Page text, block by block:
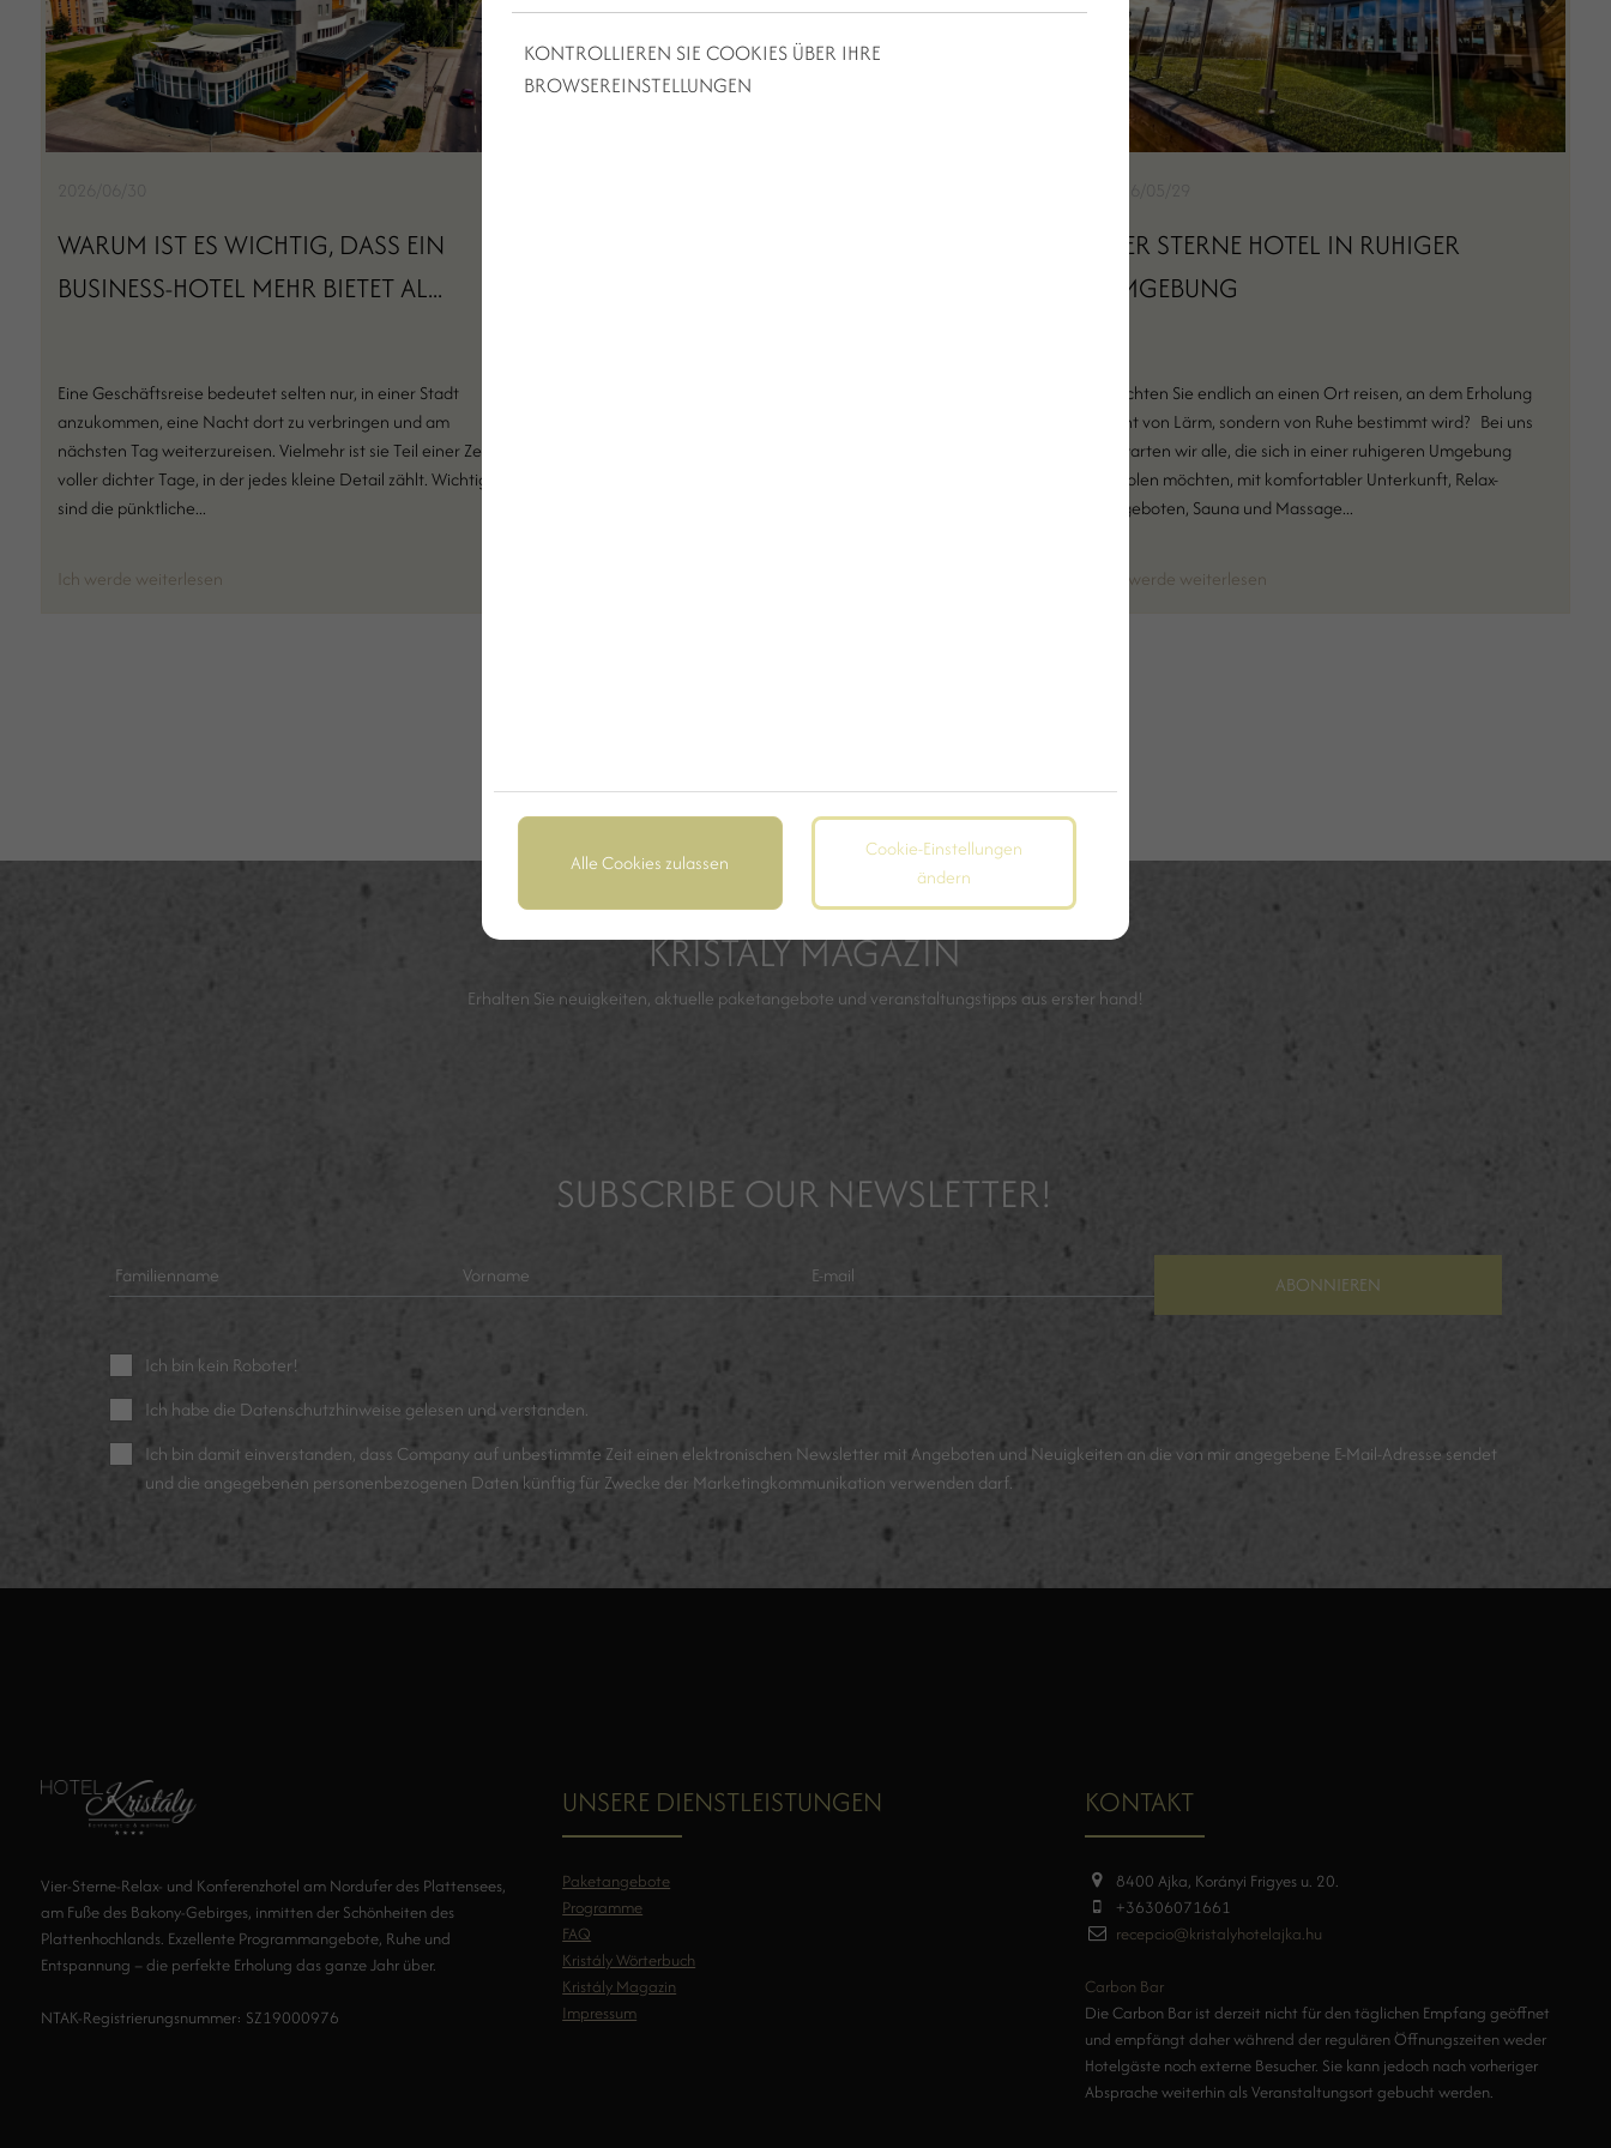
WARUM IST ES WICHTIG, DASS EIN
BUSINESS-HOTEL MEHR BIETET AL...
Eine Geschäftsreise bedeutet selten nur, in einer Stadt
anzukommen, eine Nacht dort zu verbringen und am
nächsten Tag weiterzureisen. Vielmehr ist sie Teil einer Zeit
voller dichter Tage, in der jedes kleine Detail zählt. Wichtig
sind die pünktliche...
Ich werde weiterlesen
VIER STERNE HOTEL IN RUHIGER
UMGEBUNG
Möchten Sie endlich an einen Ort reisen, an dem Erholung
nicht von Lärm, sondern von Ruhe bestimmt wird? Bei uns
erwarten wir alle, die sich in einer ruhigeren Umgebung
erholen möchten, mit komfortabler Unterkunft, Relax-
Angeboten, Sauna und Massage...
Ich werde weiterlesen
KRISTÁLY MAGAZIN
Erhalten Sie neuigkeiten, aktuelle paketangebote und veranstaltungstipps aus erster hand!
SUBSCRIBE OUR NEWSLETTER!
ABONNIEREN
Ich bin kein Roboter!
Ich habe die Datenschutzhinweise gelesen und verstanden.
Ich bin damit einverstanden, dass Company auf unbestimmte Zeit einen elektronischen Newsletter mit Angeboten und Neuigkeiten an die von mir angegebene E-Mail-Adresse sendet
und die angegebenen personenbezogenen Daten künftig für Zwecke der Marketingkommunikation verwenden darf.
Vier-Sterne-Relax- und Konferenzhotel am Nordufer des Plattensees,
am Fuße des Bakony-Gebirges, inmitten der Schönheiten des
Plattenhochlands. Exzellente Programmangebote, Ruhe und
Entspannung – die perfekte Erholung das ganze Jahr über.
NTAK-Registrierungsnummer: SZ19000976
UNSERE DIENSTLEISTUNGEN
Paketangebote
Programme
FAQ
Kristály Wörterbuch
Kristály Magazin
Impressum
KONTAKT
8400 Ajka, Korányi Frigyes u. 20.
+36306071661
recepcio@kristalyhotelajka.hu
Carbon Bar
Die Carbon Bar ist derzeit nicht für den täglichen Empfang geöffnet
und empfängt daher während der regulären Öffnungszeiten weder
Hotelgäste noch externe Besucher. Sie kann jedoch nach vorheriger
Absprache weiterhin als Veranstaltungsort gebucht werden.
KONTROLLIEREN SIE COOKIES ÜBER IHRE
BROWSEREINSTELLUNGEN
Alle Cookies zulassen
Cookie-Einstellungen
ändern